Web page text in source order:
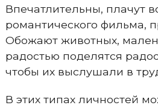
Впечатлительны, плачут
романтического фильма,
Обожают животных,
радостью поделятся
чтобы их выслушали в
В этих типах личностей